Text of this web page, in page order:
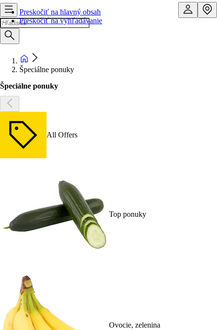
Preskočiť na hlavný obsah
Preskočiť na vyhľadávanie
Špeciálne ponuky
Špeciálne ponuky
All Offers
Top ponuky
Ovocie, zelenina